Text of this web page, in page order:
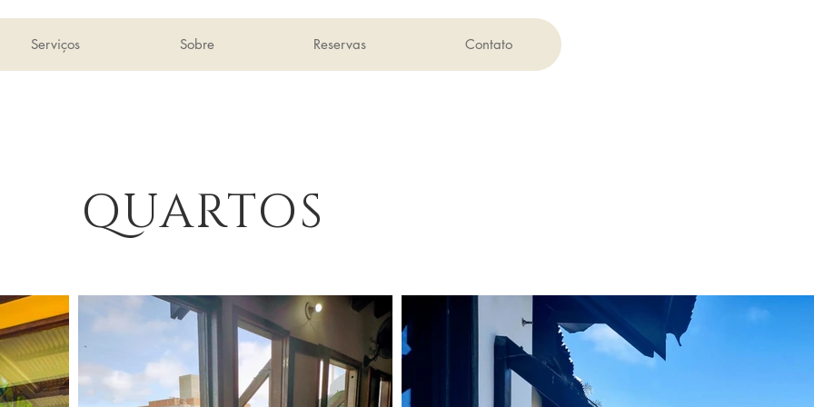
Serviços Sobre Reservas Contato
QUARTOS